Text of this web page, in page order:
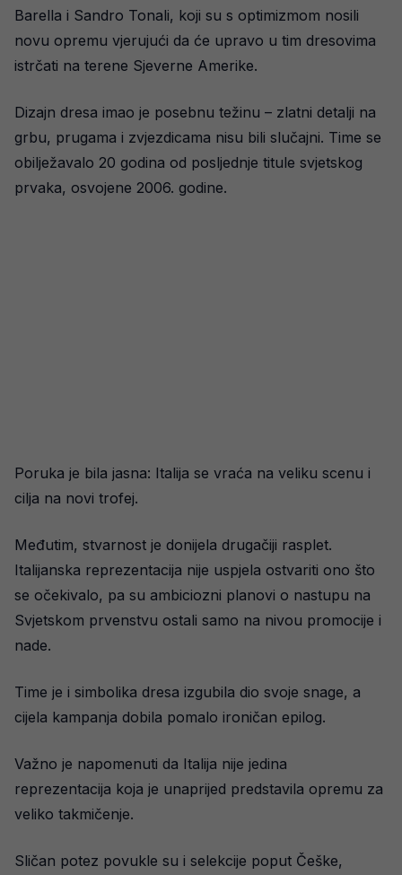
Barella i Sandro Tonali, koji su s optimizmom nosili
novu opremu vjerujući da će upravo u tim dresovima
istrčati na terene Sjeverne Amerike.
Dizajn dresa imao je posebnu težinu – zlatni detalji na
grbu, prugama i zvjezdicama nisu bili slučajni. Time se
obilježavalo 20 godina od posljednje titule svjetskog
prvaka, osvojene 2006. godine.
Poruka je bila jasna: Italija se vraća na veliku scenu i
cilja na novi trofej.
Međutim, stvarnost je donijela drugačiji rasplet.
Italijanska reprezentacija nije uspjela ostvariti ono što
se očekivalo, pa su ambiciozni planovi o nastupu na
Svjetskom prvenstvu ostali samo na nivou promocije i
nade.
Time je i simbolika dresa izgubila dio svoje snage, a
cijela kampanja dobila pomalo ironičan epilog.
Važno je napomenuti da Italija nije jedina
reprezentacija koja je unaprijed predstavila opremu za
veliko takmičenje.
Sličan potez povukle su i selekcije poput Češke,